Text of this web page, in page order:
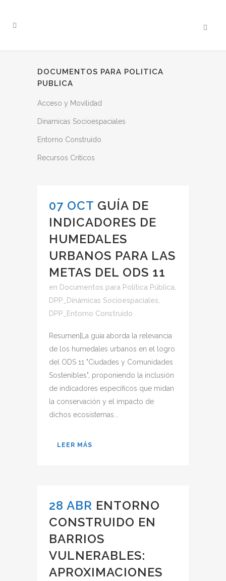
DOCUMENTOS PARA POLITICA
PUBLICA
Acceso y Movilidad
Dinamicas Socioespaciales
Entorno Construido
Recursos Criticos
07 OCT GUÍA DE
INDICADORES DE
HUMEDALES
URBANOS PARA LAS
METAS DEL ODS 11
en Documentos para Política Pública
DPP_Dinámicas Socioespaciales
DPP_Entorno Construido
Resumen|La guía aborda la relevancia
de los humedales urbanos en el logro
del ODS 11 "Ciudades y Comunidades
Sostenibles", proponiendo la inclusión
de indicadores específicos que midan
la conservación y el impacto de
dichos ecosistemas...
LEER MÁS
28 ABR ENTORNO
CONSTRUIDO EN
BARRIOS
VULNERABLES:
APROXIMACIONES